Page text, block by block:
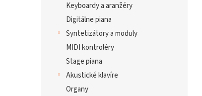
Keyboardy a aranžéry
Digitálne piana
Syntetizátory a moduly
MIDI kontroléry
Stage piana
Akustické klavíre
Organy